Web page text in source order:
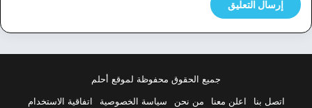
جميع الحقوق محفوظة لموقع أحلم
اتصل بنا
اعلن معنا من نحن سياسة الخصوصية اتفاقية الاستخدام